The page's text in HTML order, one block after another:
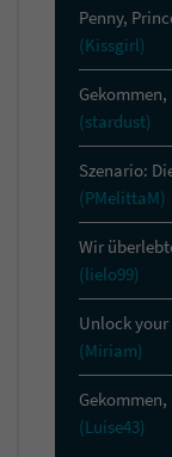
Penny,
(Kissgirl)
(stardust)
Szenario:
(PMelittaM)
Wir
(lielo99)
Unlock
(Miriam)
(Luise43)